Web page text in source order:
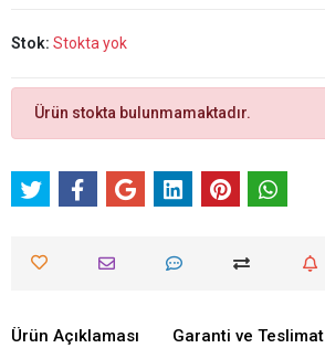
Stok: Stokta yok
Ürün stokta bulunmamaktadır.
Ürün Açıklaması Garanti ve Teslimat